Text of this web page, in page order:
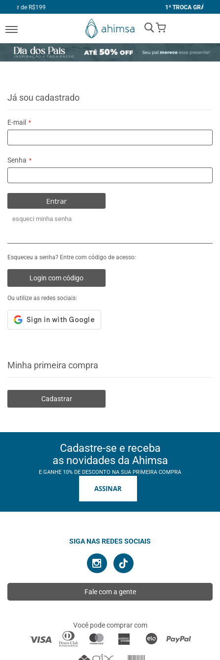
1ª TROCA GRÁTIS
My Cart
Já sou cadastrado
E-mail
Senha
Entrar
esqueci minha senha
Esqueceu a senha? Entre com código de acesso:
Login com código
Ou utilize as redes sociais:
Minha primeira compra
Cadastrar
Cadastre-se e receba
as novidades da Ahimsa
E GANHE 10% DE DESCONTO NA SUA PRIMEIRA COMPRA
ASSINAR
SIGA NAS REDES SOCIAIS
Fale com a gente
Você pode comprar com